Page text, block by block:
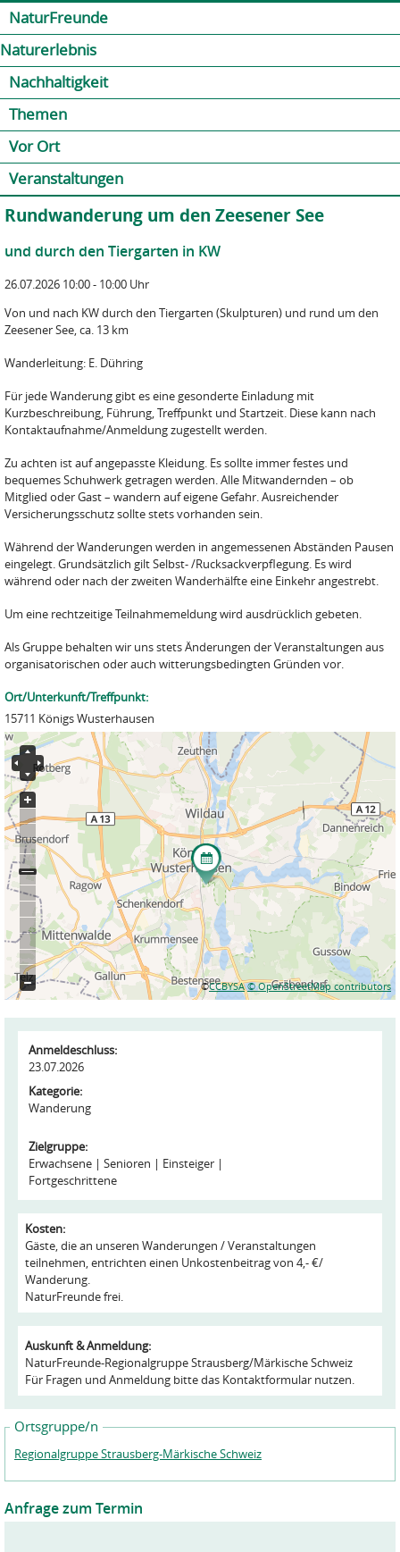
NaturFreunde
Naturerlebnis
Nachhaltigkeit
Themen
Vor Ort
Veranstaltungen
Rundwanderung um den Zeesener See
und durch den Tiergarten in KW
26.07.2026 10:00 - 10:00 Uhr
Von und nach KW durch den Tiergarten (Skulpturen) und rund um den
Zeesener See, ca. 13 km
Wanderleitung: E. Dühring
Für jede Wanderung gibt es eine gesonderte Einladung mit
Kurzbeschreibung, Führung, Treffpunkt und Startzeit. Diese kann nach
Kontaktaufnahme/Anmeldung zugestellt werden.
Zu achten ist auf angepasste Kleidung. Es sollte immer festes und
bequemes Schuhwerk getragen werden. Alle Mitwandernden – ob
Mitglied oder Gast – wandern auf eigene Gefahr. Ausreichender
Versicherungsschutz sollte stets vorhanden sein.
Während der Wanderungen werden in angemessenen Abständen Pausen
eingelegt. Grundsätzlich gilt Selbst- /Rucksackverpflegung. Es wird
während oder nach der zweiten Wanderhälfte eine Einkehr angestrebt.
Um eine rechtzeitige Teilnahmemeldung wird ausdrücklich gebeten.
Als Gruppe behalten wir uns stets Änderungen der Veranstaltungen aus
organisatorischen oder auch witterungsbedingten Gründen vor.
Ort/Unterkunft/Treffpunkt:
15711 Königs Wusterhausen
©CCBYSA © OpenStreetMap contributors
Anmeldeschluss:
23.07.2026
Kategorie:
Wanderung
Zielgruppe:
Erwachsene
Senioren
Einsteiger
Fortgeschrittene
Kosten:
Gäste, die an unseren Wanderungen / Veranstaltungen
teilnehmen, entrichten einen Unkostenbeitrag von 4,- €/
Wanderung.
NaturFreunde frei.
Auskunft & Anmeldung:
NaturFreunde-Regionalgruppe Strausberg/Märkische Schweiz
Für Fragen und Anmeldung bitte das Kontaktformular nutzen.
Ortsgruppe/n
Regionalgruppe Strausberg-Märkische Schweiz
Anfrage zum Termin